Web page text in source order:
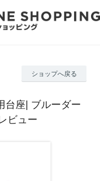
ショップへ戻る
台座| ブルーダー
ビュー